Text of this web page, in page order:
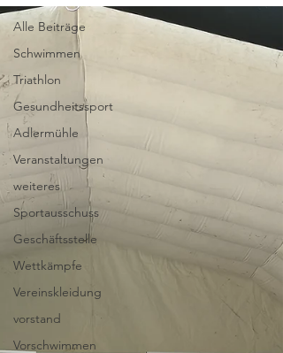
Alle Beiträge
Schwimmen
Triathlon
Gesundheitssport
Adlermühle
Veranstaltungen
weiteres
Sportausschuss
Geschäftsstelle
Wettkämpfe
Vereinskleidung
vorstand
Vorschwimmen